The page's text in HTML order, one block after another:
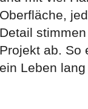
Oberfläche,
Detail
Projekt ab. So
ein Leben